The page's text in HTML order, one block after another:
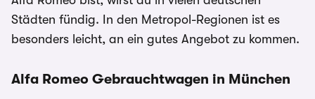
Städten fündig. In den Metropol-Regionen ist es
besonders leicht, an ein gutes Angebot zu kommen.
Alfa Romeo Gebrauchtwagen in München